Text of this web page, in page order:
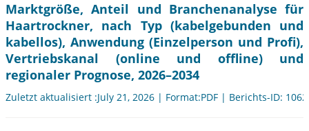
Marktgröße, Anteil und Branchenanalyse für
Haartrockner, nach Typ (kabelgebunden und
kabellos), Anwendung (Einzelperson und Profi),
Vertriebskanal (online und offline) und
regionaler Prognose, 2026–2034
Zuletzt aktualisiert :July 21, 2026 | Format:PDF | Berichts-ID: